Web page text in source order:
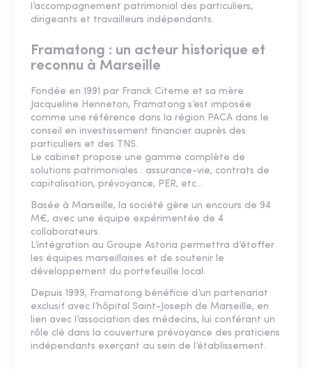
l’accompagnement patrimonial des particuliers,
dirigeants et travailleurs indépendants.
Framatong : un acteur historique et
reconnu à Marseille
Fondée en 1991 par Franck Citerne et sa mère
Jacqueline Henneton, Framatong s’est imposée
comme une référence dans la région PACA dans le
conseil en investissement financier auprès des
particuliers et des TNS.
Le cabinet propose une gamme complète de
solutions patrimoniales : assurance-vie, contrats de
capitalisation, prévoyance, PER, etc…
Basée à Marseille, la société gère un encours de 94
M€, avec une équipe expérimentée de 4
collaborateurs.
L’intégration au Groupe Astoria permettra d’étoffer
les équipes marseillaises et de soutenir le
développement du portefeuille local.
Depuis 1999, Framatong bénéficie d’un partenariat
exclusif avec l’hôpital Saint-Joseph de Marseille, en
lien avec l’association des médecins, lui conférant un
rôle clé dans la couverture prévoyance des praticiens
indépendants exerçant au sein de l’établissement.